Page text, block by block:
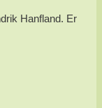
Hanfland. Er